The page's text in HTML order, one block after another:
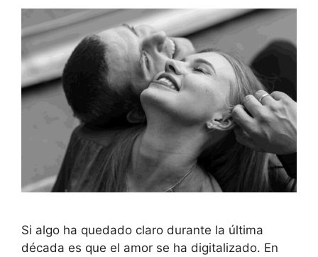
Si algo ha quedado claro durante la última
década es que el amor se ha digitalizado. En